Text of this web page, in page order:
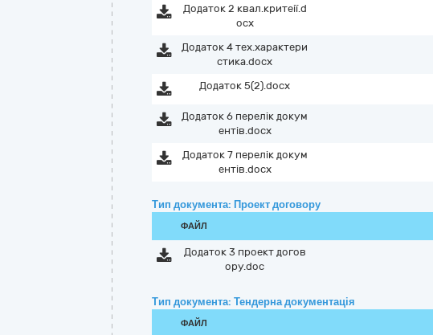
Додаток 2 квал.критеії.d
ocx
Додаток 4 тех.характери
стика.docx
Додаток 5(2).docx
Додаток 6 перелік докум
ентів.docx
Додаток 7 перелік докум
ентів.docx
Тип документа: Проект договору
ФАЙЛ
Додаток 3 проект догов
ору.doc
Тип документа: Тендерна документація
ФАЙЛ